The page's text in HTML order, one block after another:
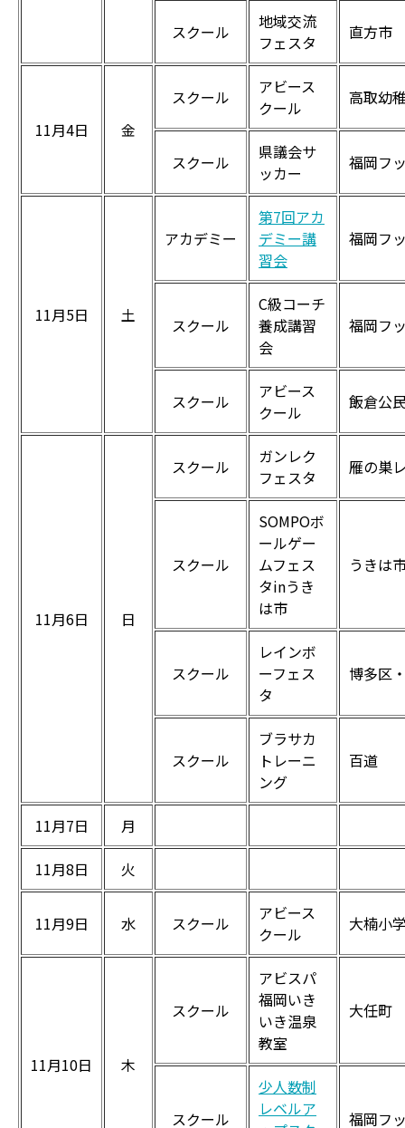
スクール
地域交流
フェスタ
直方市
11月4日 金
スクール
アビース
クール
高取幼
スクール
県議会サ
ッカー
福岡フ
11月5日 土
アカデミー
第7回アカ
デミー講
習会
福岡フ
スクール
C級コーチ
養成講習
会
福岡フ
スクール
アビース
クール
飯倉公
11月6日 日
スクール
ガンレク
フェスタ
雁の巣
スクール
SOMPOボ
ールゲー
ムフェス
タinうき
は市
うきは
スクール
レインボ
ーフェス
タ
博多区
スクール
ブラサカ
トレーニ
ング
百道
11月7日
月
11月8日
火
11月9日 水 スクール
アビース
クール
大楠小
11月10日 木
スクール
アビスパ
福岡いき
いき温泉
教室
大任町
スクール
少人数制
レベルア
福岡フ